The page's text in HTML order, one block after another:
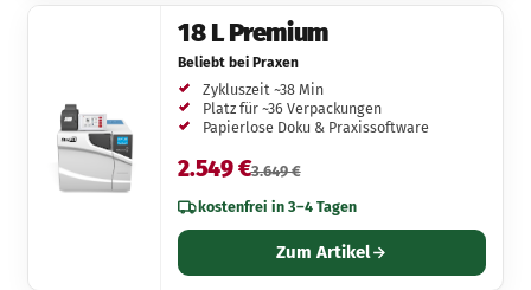
18 L Premium
Beliebt bei Praxen
Zykluszeit ~38 Min
Platz für ~36 Verpackungen
Papierlose Doku & Praxissoftware
2.549 €3.649 €
kostenfrei in 3–4 Tagen
Zum Artikel